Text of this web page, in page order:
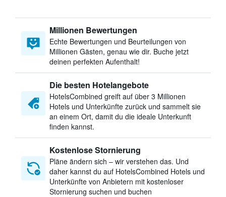
Millionen Bewertungen
Echte Bewertungen und Beurteilungen von
Millionen Gästen, genau wie dir. Buche jetzt
deinen perfekten Aufenthalt!
Die besten Hotelangebote
HotelsCombined greift auf über 3 Millionen
Hotels und Unterkünfte zurück und sammelt sie
an einem Ort, damit du die ideale Unterkunft
finden kannst.
Kostenlose Stornierung
Pläne ändern sich – wir verstehen das. Und
daher kannst du auf HotelsCombined Hotels und
Unterkünfte von Anbietern mit kostenloser
Stornierung suchen und buchen